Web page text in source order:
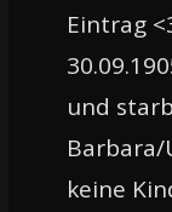
Eintrag
und
Barbara/
keine